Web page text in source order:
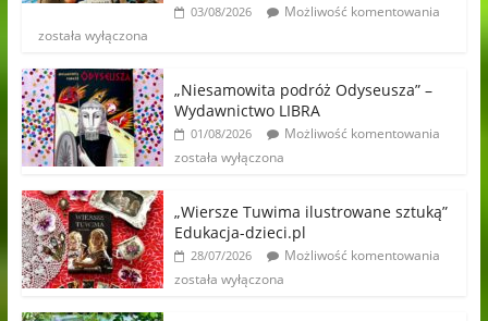
03/08/2026
Możliwość komentowania
została wyłączona
„Niesamowita podróż Odyseusza” –
Wydawnictwo LIBRA
01/08/2026
Możliwość komentowania
została wyłączona
„Wiersze Tuwima ilustrowane sztuką”
Edukacja-dzieci.pl
28/07/2026
Możliwość komentowania
została wyłączona